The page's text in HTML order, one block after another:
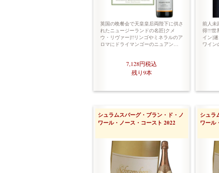
英国の晩餐会で天皇皇后両陛下に供さ
れたニュージーランドの名匠[クメ
ウ・リヴァー]!!リンゴやミネラルのア
ロマにドライマンゴーのニュアン…
7,128円税込
残り9本
前人未
得!!!世
イン]
ワイン
シュラムスバーグ・ブラン・ド・ノ
ワール・ノース・コースト 2022
シュラ
ワール